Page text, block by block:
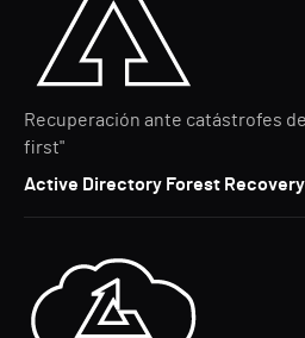
Recuperación ante catástrofes
first"
Active Directory Forest Recovery